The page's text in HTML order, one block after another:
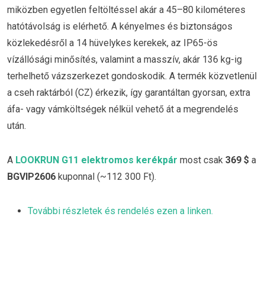
miközben egyetlen feltöltéssel akár a 45–80 kilométeres
hatótávolság is elérhető. A kényelmes és biztonságos
közlekedésről a 14 hüvelykes kerekek, az IP65-ös
vízállósági minősítés, valamint a masszív, akár 136 kg-ig
terhelhető vázszerkezet gondoskodik. A termék közvetlenül
a cseh raktárból (CZ) érkezik, így garantáltan gyorsan, extra
áfa- vagy vámköltségek nélkül vehető át a megrendelés
után.
A LOOKRUN G11 elektromos kerékpár most csak 369 $ a
BGVIP2606 kuponnal (~112 300 Ft).
További részletek és rendelés ezen a linken.